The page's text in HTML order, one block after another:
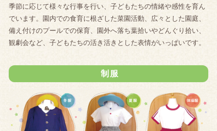
季節に応じて様々な行事を行い、子どもたちの情緒や感性を育ん
でいます。園内での食育に根ざした菜園活動、広々とした園庭、
備え付けのプールでの保育、園外へ落ち葉拾いやどんぐり拾い、
観劇会など、子どもたちの活き活きとした表情がいっぱいです。
制服